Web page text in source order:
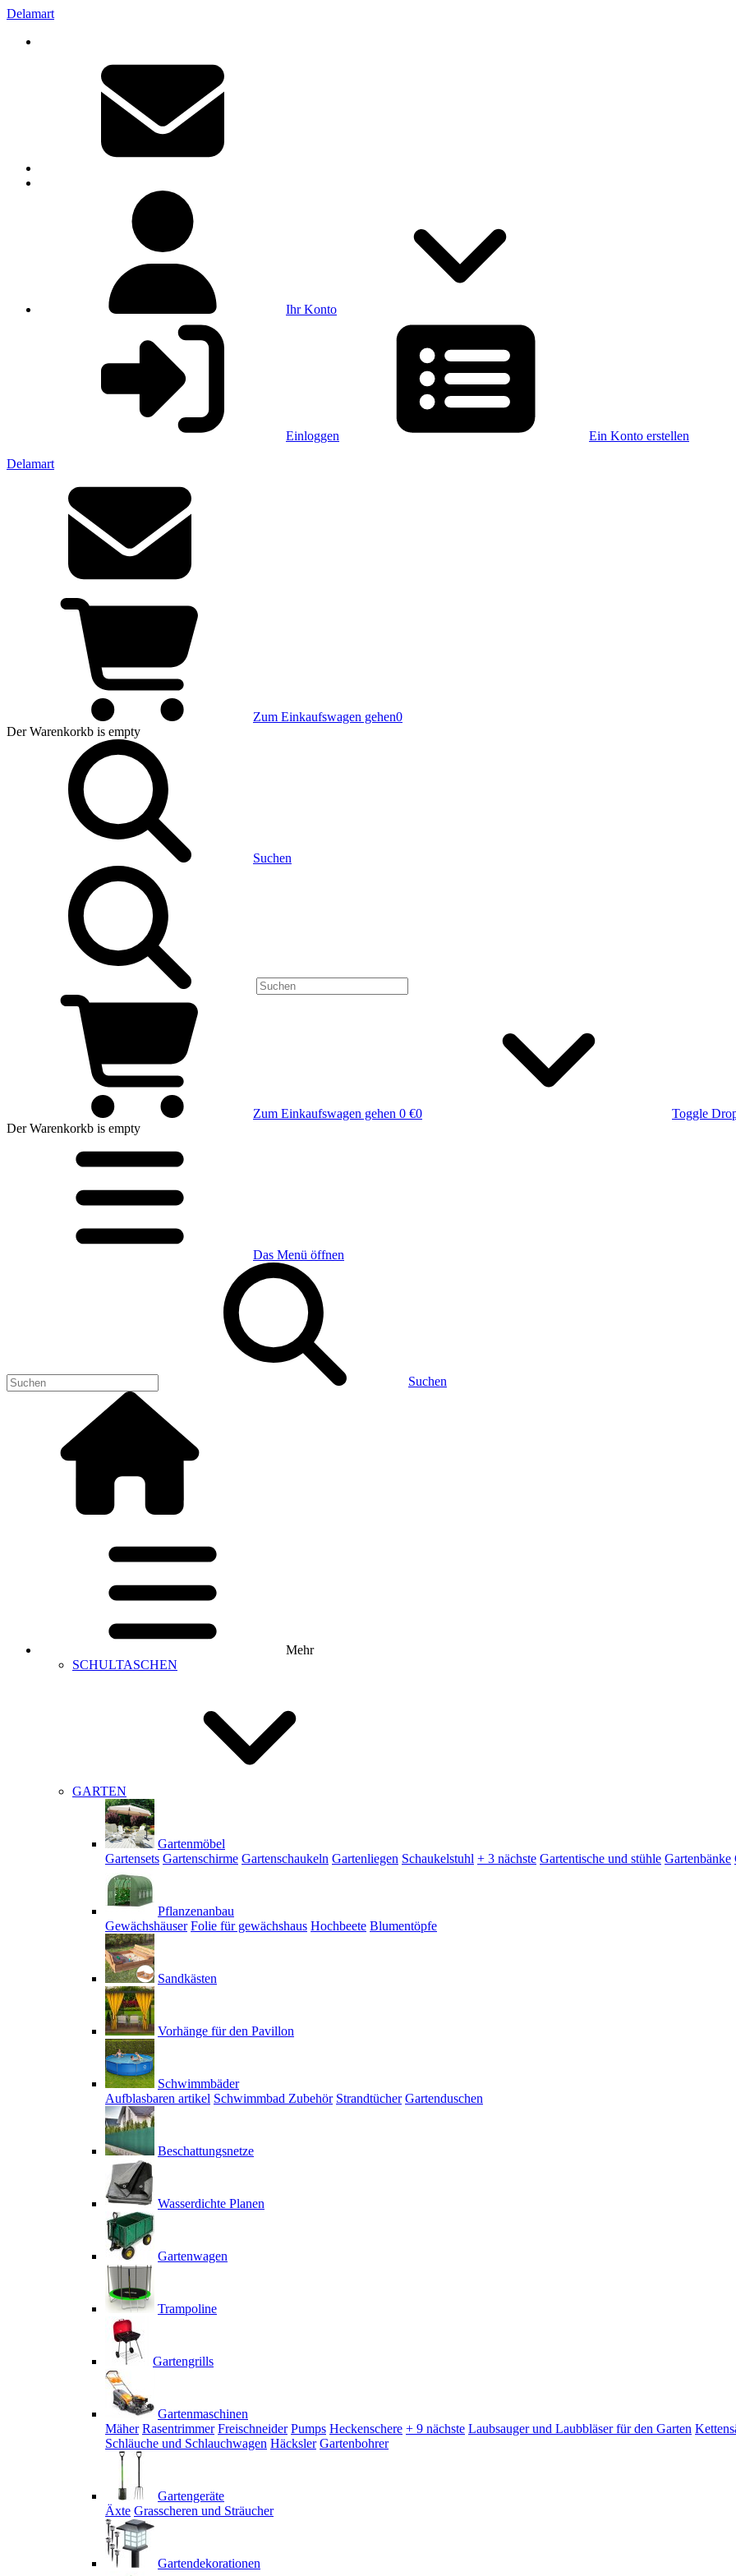
Delamart
Ihr Konto
Einloggen Ein Konto erstellen
Delamart
Zum Einkaufswagen gehen0
Der Warenkorkb is empty
Suchen
Zum Einkaufswagen gehen 0 €0
Toggle
Der Warenkorkb is empty
Das Menü öffnen
Suchen
Mehr
SCHULTASCHEN
GARTEN
Gartenmöbel
Gartensets Gartenschirme Gartenschaukeln Gartenliegen Schaukelstuhl + 3 nächste Gartentische und stühle Gartenbänke
Pflanzenanbau
Gewächshäuser Folie für gewächshaus Hochbeete Blumentöpfe
Sandkästen
Vorhänge für den Pavillon
Schwimmbäder
Aufblasbaren artikel Schwimmbad Zubehör Strandtücher Gartenduschen
Beschattungsnetze
Wasserdichte Planen
Gartenwagen
Trampoline
Gartengrills
Gartenmaschinen
Mäher Rasentrimmer Freischneider Pumps Heckenschere + 9 nächste Laubsauger und Laubbläser für den Garten
Schläuche und Schlauchwagen Häcksler Gartenbohrer
Gartengeräte
Äxte Grasscheren und Sträucher
Gartendekorationen